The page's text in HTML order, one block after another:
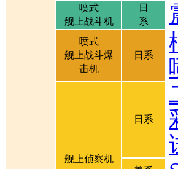
喷式
舰上战斗机
日
系
喷式
舰上战斗爆
击机
日系
舰上侦察机
日系